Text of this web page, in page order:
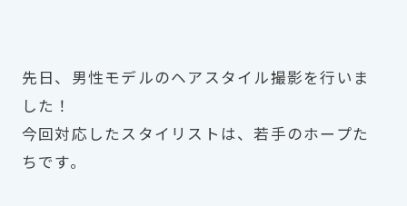
先日、男性モデルのヘアスタイル撮影を行いま
した！
今回対応したスタイリストは、若手のホープた
ちです。